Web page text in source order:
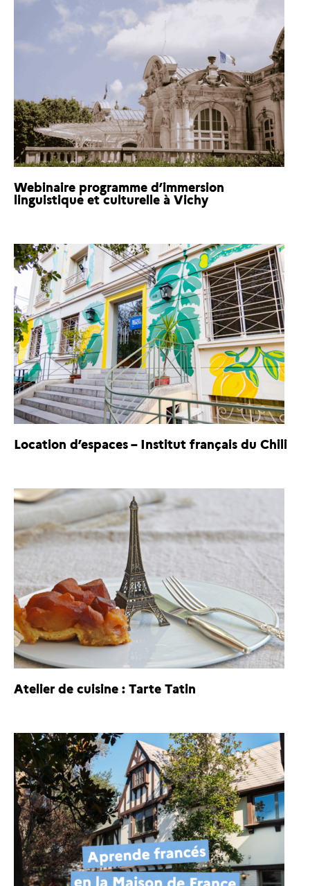
Webinaire programme d’immersion
linguistique et culturelle à Vichy
Location d’espaces – Institut français du Chili
Atelier de cuisine : Tarte Tatin